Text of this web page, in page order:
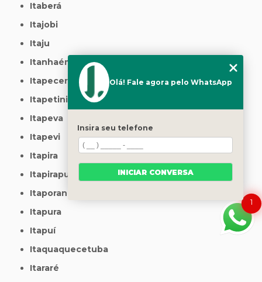
Itaberá
Itajobi
Itaju
Itanhaém
Itapecerica da Serra
Itapetininga
Itapeva
Itapevi
Itapira
Itapirapuã Paulista
Itaporanga
Itapura
Itapuí
Itaquaquecetuba
Itararé
1
Olá! Fale agora pelo WhatsApp
Insira seu telefone
INICIAR CONVERSA